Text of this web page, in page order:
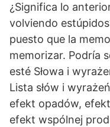
¿Significa lo
volviendo
puesto que la
memorizar. Podría
esté Słowa i
Lista słów i
efekt opadów,
efekt wspólnej